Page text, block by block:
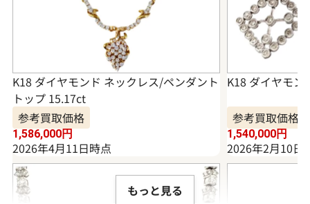
K18 ダイヤモンド ネックレス/ペンダント
トップ 15.17ct
参考買取価格
1,586,000円
2026年4月11日時点
K18 ダイヤモン
参考買取価格
1,540,000円
2026年2月10日
もっと見る